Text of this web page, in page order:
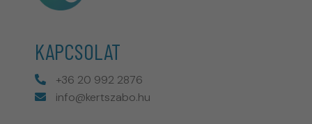
KAPCSOLAT
+36 20 992 2876
info@kertszabo.hu